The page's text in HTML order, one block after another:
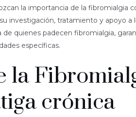
la importancia de la fibromialgia
investigación, tratamiento y apoyo a
quienes padecen fibromialgia,
específicas.
la
crónica